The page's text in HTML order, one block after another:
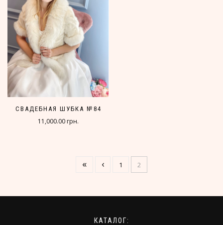
СВАДЕБНАЯ ШУБКА №84
11,000.00 грн.
« ‹ 1 2
КАТАЛОГ: